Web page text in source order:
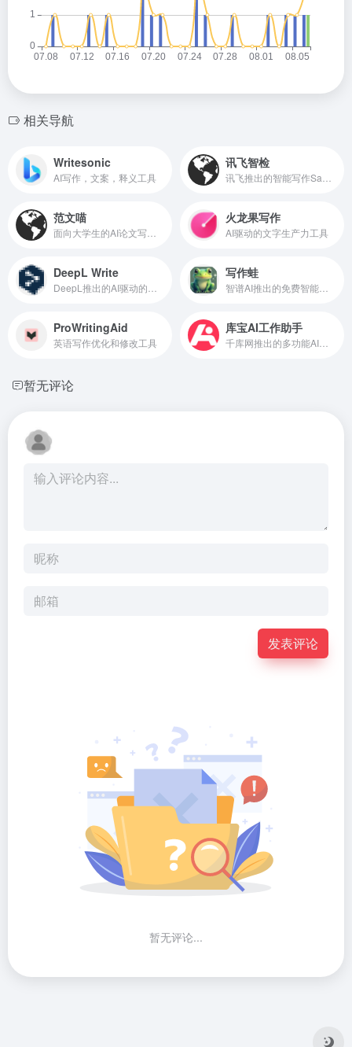
相关导航
Writesonic
AI写作，文案，释义工具
讯飞智检
范文喵 火龙果写作
AI驱动的文字生产力工具
DeepL Write 写作蛙
ProWritingAid
英语写作优化和修改工具
库宝AI工作助手
暂无评论
发表评论
暂无评论...